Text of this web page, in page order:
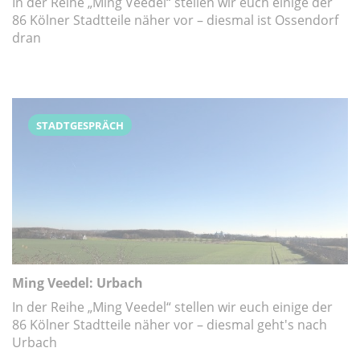
86 Kölner Stadtteile näher vor – diesmal ist Ossendorf
dran
STADTGESPRÄCH
Ming Veedel: Urbach
In der Reihe „Ming Veedel“ stellen wir euch einige der
86 Kölner Stadtteile näher vor – diesmal geht's nach
Urbach